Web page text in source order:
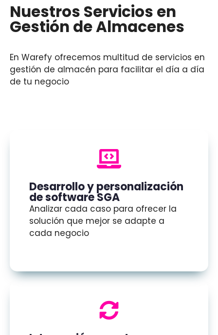
Nuestros Servicios en
Gestión de Almacenes
En Warefy ofrecemos multitud de servicios en
gestión de almacén para facilitar el día a día
de tu negocio
Desarrollo y personalización
de software SGA
Analizar cada caso para ofrecer la
solución que mejor se adapte a
cada negocio